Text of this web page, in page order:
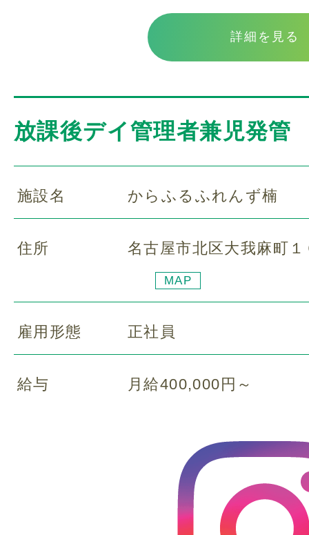
詳細を見る
放課後デイ管理者兼児発
施設名 からふるふれんず楠
住所 名古屋市北区大我麻町
MAP
雇用形態 正社員
給与 月給400,000円～